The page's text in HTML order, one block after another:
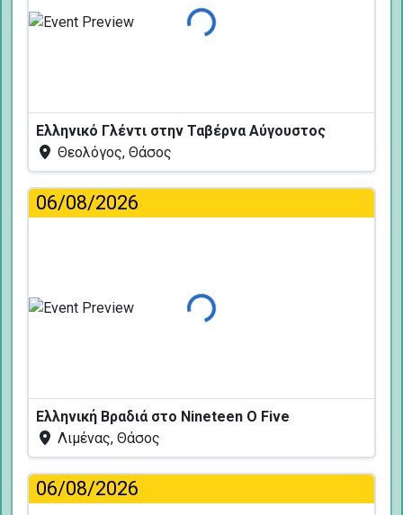
Φόρτωση...
Ελληνικό Γλέντι στην Ταβέρνα Αύγουστος
Θεολόγος, Θάσος
06/08/2026
Φόρτωση...
Ελληνική Βραδιά στο Nineteen O Five
Λιμένας, Θάσος
06/08/2026